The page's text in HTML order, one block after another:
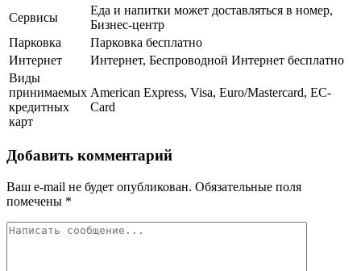
Сервисы
Еда и напитки может доставляться в номер,
Бизнес-центр
Парковка
Парковка бесплатно
Интернет
Интернет, Беспроводной Интернет бесплатно
Виды
принимаемых
кредитных
карт
American Express, Visa, Euro/Mastercard, EC-
Card
Добавить комментарий
Ваш e-mail не будет опубликован. Обязательные поля
помечены *